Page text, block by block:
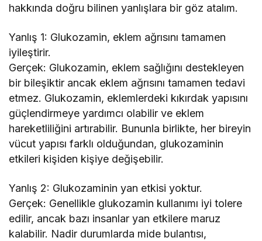
hakkında doğru bilinen yanlışlara bir göz atalım.
Yanlış 1: Glukozamin, eklem ağrısını tamamen
iyileştirir.
Gerçek: Glukozamin, eklem sağlığını destekleyen
bir bileşiktir ancak eklem ağrısını tamamen tedavi
etmez. Glukozamin, eklemlerdeki kıkırdak yapısını
güçlendirmeye yardımcı olabilir ve eklem
hareketliliğini artırabilir. Bununla birlikte, her bireyin
vücut yapısı farklı olduğundan, glukozaminin
etkileri kişiden kişiye değişebilir.
Yanlış 2: Glukozaminin yan etkisi yoktur.
Gerçek: Genellikle glukozamin kullanımı iyi tolere
edilir, ancak bazı insanlar yan etkilere maruz
kalabilir. Nadir durumlarda mide bulantısı,